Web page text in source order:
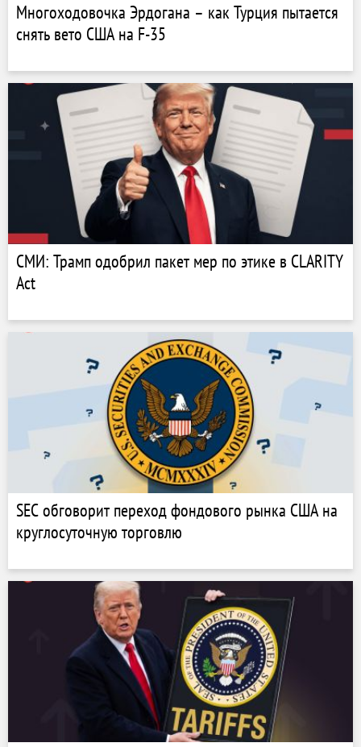
Многоходовочка Эрдогана – как Турция пытается
снять вето США на F-35
СМИ: Трамп одобрил пакет мер по этике в CLARITY
Act
SEC обговорит переход фондового рынка США на
круглосуточную торговлю